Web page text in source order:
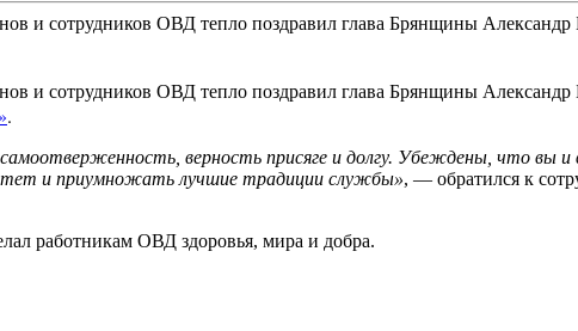
и сотрудников ОВД тепло поздравил глава Брянщины Александр
и сотрудников ОВД тепло поздравил глава Брянщины Александр
.
верность присяге и долгу. Убеждены, что вы
и приумножать лучшие традиции службы», — обратился к
работникам ОВД здоровья, мира и добра.